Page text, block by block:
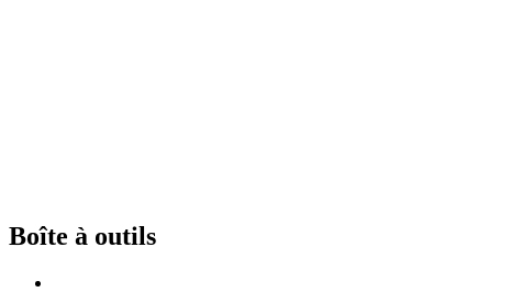
Boîte à outils